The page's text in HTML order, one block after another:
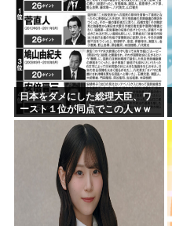
日本をダメにした総理大臣、ワ
ースト１位が同点でこの人ｗｗ
ｗｗｗｗ